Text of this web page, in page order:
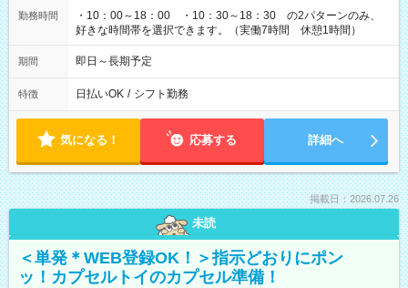
勤務時間
・10：00～18：00 ・10：30～18：30 の2パターンのみ、
好きな時間帯を選択できます。（実働7時間 休憩1時間）
期間 即日～長期予定
特徴 日払いOK / シフト勤務
気になる！ 応募する 詳細へ
掲載日：2026.07.26
未読
＜単発＊WEB登録OK！＞指示どおりにポン
ッ！カプセルトイのカプセル準備！